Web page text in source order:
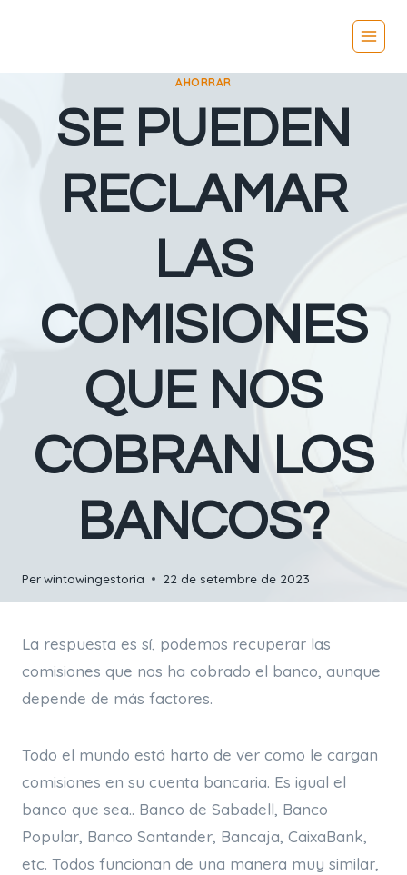
AHORRAR
SE PUEDEN
RECLAMAR
LAS
COMISIONES
QUE NOS
COBRAN LOS
BANCOS?
Perwintowingestoria 22 de setembre de 2023
La respuesta es sí, podemos recuperar las
comisiones que nos ha cobrado el banco, aunque
depende de más factores.
Todo el mundo está harto de ver como le cargan
comisiones en su cuenta bancaria. Es igual el
banco que sea.. Banco de Sabadell, Banco
Popular, Banco Santander, Bancaja, CaixaBank,
etc. Todos funcionan de una manera muy similar,